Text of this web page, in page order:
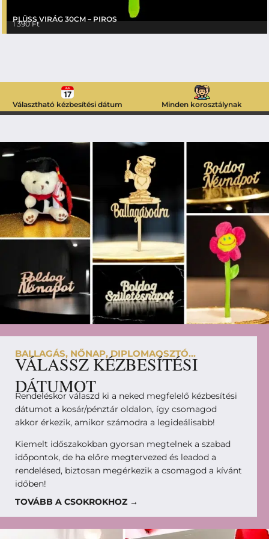
PLÜSS VIRÁG 30CM – PIROS
1 390Ft
Választható kézbesítési dátum Minden korosztálynak
BALLAGÁS, NŐNAP, DIPLOMAOSZTÓ...
VÁLASSZ KÉZBESÍTÉSI
DÁTUMOT
Rendeléskor válaszd ki a neked megfelelő kézbesítési
dátumot a kosár/pénztár oldalon, így csomagod
akkor érkezik, amikor számodra a legideálisabb!
Kiemelt időszakokban gyorsan megtelnek a szabad
időpontok, de ha előre megtervezed és leadod a
rendelésed, biztosan megérkezik a csomagod a kívánt
időben!
TOVÁBB A CSOKROKHOZ →